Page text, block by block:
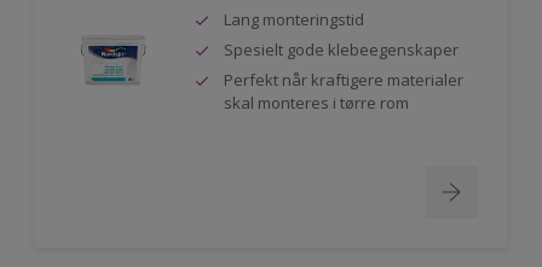
Lang monteringstid
Spesielt gode klebeegenskaper
Perfekt når kraftigere materialer
skal monteres i tørre rom